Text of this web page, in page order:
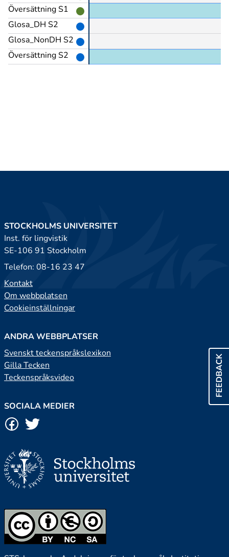
Översättning S1
Glosa_DH S2
Glosa_NonDH S2
Översättning S2
FEEDBACK
STOCKHOLMS UNIVERSITET
Inst. för lingvistik
SE-106 91 Stockholm
Telefon: 08-16 23 47
Kontakt
Om webbplatsen
Cookieinställningar
ANDRA WEBBPLATSER
Svenskt teckenspråkslexikon
Gilla Tecken
Teckenspråksvideo
SOCIALA MEDIER